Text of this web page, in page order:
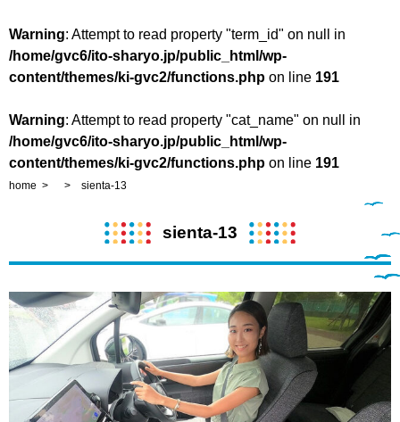
Warning: Attempt to read property "term_id" on null in
/home/gvc6/ito-sharyo.jp/public_html/wp-
content/themes/ki-gvc2/functions.php on line 191
Warning: Attempt to read property "cat_name" on null in
/home/gvc6/ito-sharyo.jp/public_html/wp-
content/themes/ki-gvc2/functions.php on line 191
home sienta-13
sienta-13